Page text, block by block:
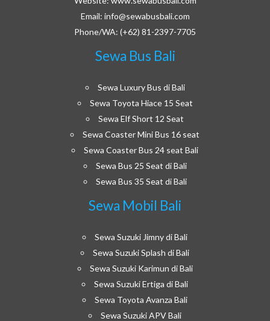
Email: info@sewabusbali.com
Phone/WA: (+62) 81-2397-7705
Sewa Bus Bali
Sewa Luxury Bus di Bali
Sewa Toyota Hiace 15 Seat
Sewa Elf Short 12 Seat
Sewa Coaster Mini Bus 16 seat
Sewa Coaster Bus 24 seat Bali
Sewa Bus 25 Seat di Bali
Sewa Bus 35 Seat di Bali
Sewa Mobil Bali
Sewa Suzuki Jimny di Bali
Sewa Suzuki Splash di Bali
Sewa Suzuki Karimun di Bali
Sewa Suzuki Ertiga di Bali
Sewa Toyota Avanza Bali
Sewa Suzuki APV Bali